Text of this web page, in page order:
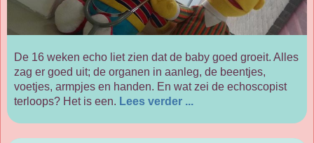
De 16 weken echo liet zien dat de baby goed groeit. Alles
zag er goed uit; de organen in aanleg, de beentjes,
voetjes, armpjes en handen. En wat zei de echoscopist
terloops? Het is een. Lees verder ...